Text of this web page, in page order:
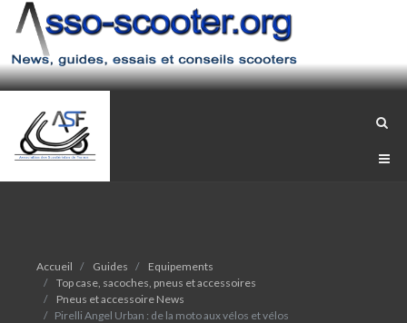
Accueil Guides
Equipements
Top case, sacoches, pneus et accessoires
Pneus et accessoire News
Pirelli Angel Urban : de la moto aux vélos et vélos